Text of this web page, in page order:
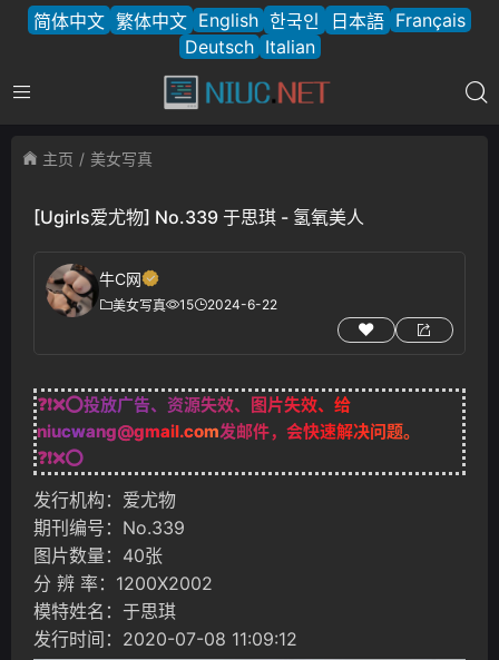
简体中文 繁体中文 English 한국인 日本語 Français
Deutsch Italian
主页 美女写真
[Ugirls爱尤物] No.339 于思琪 - 氢氧美人
牛C网
美女写真 15 2024-6-22
❓❗❌⭕投放广告、资源失效、图片失效、给
niucwang@gmail.com发邮件，会快速解决问题。
❓❗❌⭕
发行机构：爱尤物
期刊编号：No.339
图片数量：40张
分 辨 率：1200X2002
模特姓名：于思琪
发行时间：2020-07-08 11:09:12